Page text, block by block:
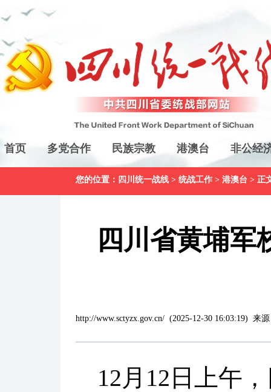
首页 多党合作 民族宗教 港澳台 非公经
您的位置： 四川统一战线 > 统战工作 > 港澳台 > 正
四川省黄埔军
http://www.sctyzx.gov.cn/ (2025-12-30 16:03:19) 来
12月12日上午